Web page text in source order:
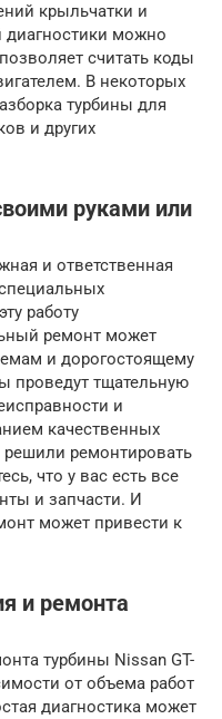
крыльчатки и
диагностики можно
считать коды
В некоторых
турбины для
и других
руками или
и ответственная
работу
ремонт может
и дорогостоящему
проведут тщательную
и
качественных
решили ремонтировать
что у вас есть все
и запчасти. И
может привести к
и ремонта
турбины Nissan GT-
от объема работ
диагностика может